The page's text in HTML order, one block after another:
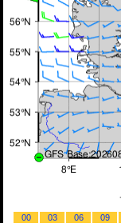
00 03 06 09